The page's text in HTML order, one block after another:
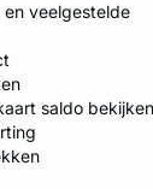
en veelgestelde
saldo bekijken